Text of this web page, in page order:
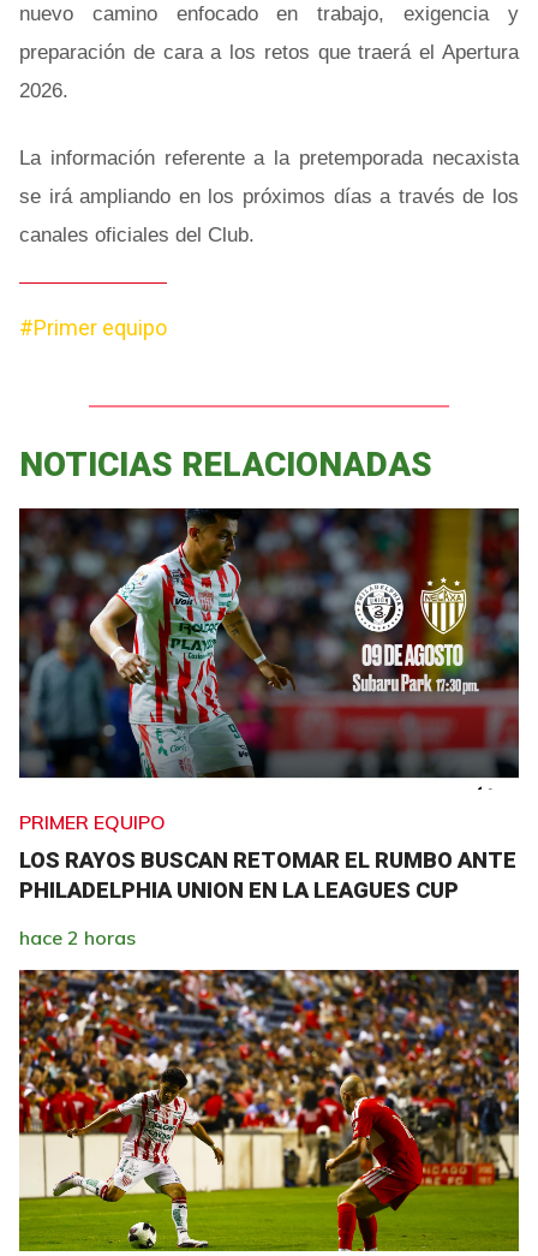
nuevo camino enfocado en trabajo, exigencia y
preparación de cara a los retos que traerá el Apertura
2026.
La información referente a la pretemporada necaxista
se irá ampliando en los próximos días a través de los
canales oficiales del Club.
#Primer equipo
NOTICIAS RELACIONADAS
PRIMER EQUIPO
LOS RAYOS BUSCAN RETOMAR EL RUMBO ANTE
PHILADELPHIA UNION EN LA LEAGUES CUP
hace 2 horas